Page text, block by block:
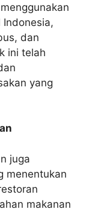
dan
ini telah
yang
juga
menentukan
makanan